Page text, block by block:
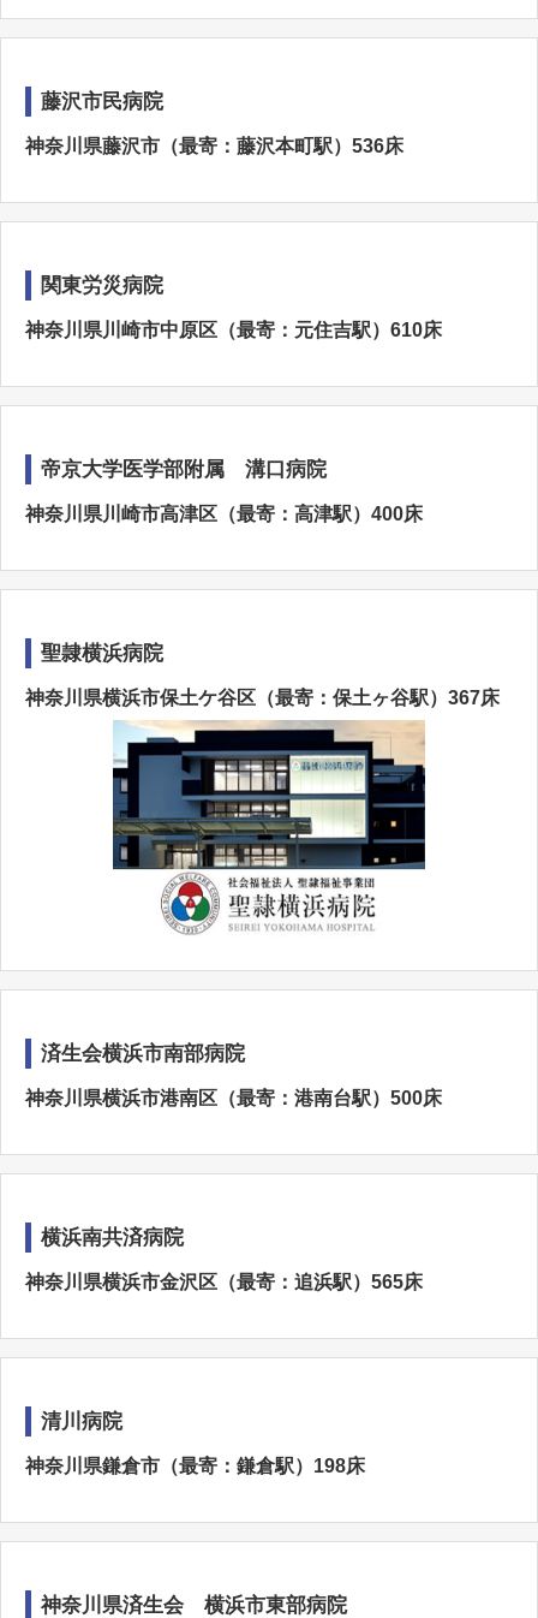
藤沢市民病院
神奈川県藤沢市（最寄：藤沢本町駅）536床
関東労災病院
神奈川県川崎市中原区（最寄：元住吉駅）610床
帝京大学医学部附属 溝口病院
神奈川県川崎市高津区（最寄：高津駅）400床
聖隷横浜病院
神奈川県横浜市保土ケ谷区（最寄：保土ヶ谷駅）367床
済生会横浜市南部病院
神奈川県横浜市港南区（最寄：港南台駅）500床
横浜南共済病院
神奈川県横浜市金沢区（最寄：追浜駅）565床
清川病院
神奈川県鎌倉市（最寄：鎌倉駅）198床
神奈川県済生会 横浜市東部病院